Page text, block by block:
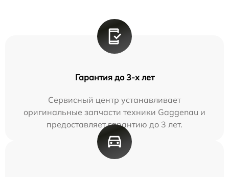
Гарантия до 3-х лет
Сервисный центр устанавливает
оригинальные запчасти техники Gaggenau и
предоставляет гарантию до 3 лет.